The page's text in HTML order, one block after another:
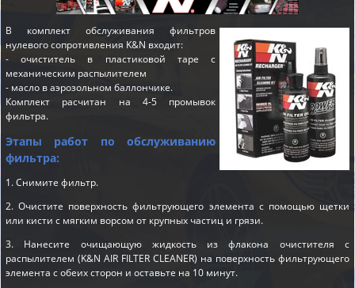
В комплект обслуживания фильтров
нулевого сопротивления K&N входит:
- очиститель в пластиковой таре с
механическим распылителем
- масло в аэрозольном баллончике.
Комплект расчитан на 4-5 промывок
фильтра.
Этапы работ по обслуживанию
фильтра:
1. Снимите фильтр.
2. Очистите поверхность фильтрующего элемента с помощью щетки
или кисти с мягким ворсом от крупных частиц и грязи.
3. Нанесите очищающую жидкость из флакона очистителя с
распылителем (K&N AIR FILTER CLEANER) на поверхность фильтрующего
элемента с обеих сторон и оставьте на 10 минут.